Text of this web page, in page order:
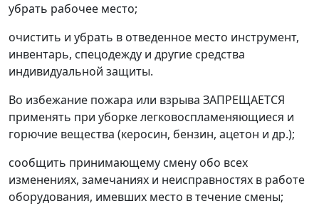
убрать рабочее место;
очистить и убрать в отведенное место инструмент,
инвентарь, спецодежду и другие средства
индивидуальной защиты.
Во избежание пожара или взрыва ЗАПРЕЩАЕТСЯ
применять при уборке легковоспламеняющиеся и
горючие вещества (керосин, бензин, ацетон и др.);
сообщить принимающему смену обо всех
изменениях, замечаниях и неисправностях в работе
оборудования, имевших место в течение смены;